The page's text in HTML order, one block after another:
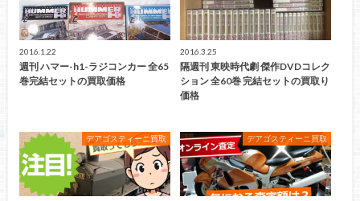
2016.1.22
週刊 ハマー-h1-ラジコンカー 全65
巻完結セットの買取価格
2016.3.25
隔週刊 東映時代劇 傑作DVDコレク
ション 全60巻 完結セットの買取り
価格
デアゴスティーニ買取 デアゴスティーニ買取